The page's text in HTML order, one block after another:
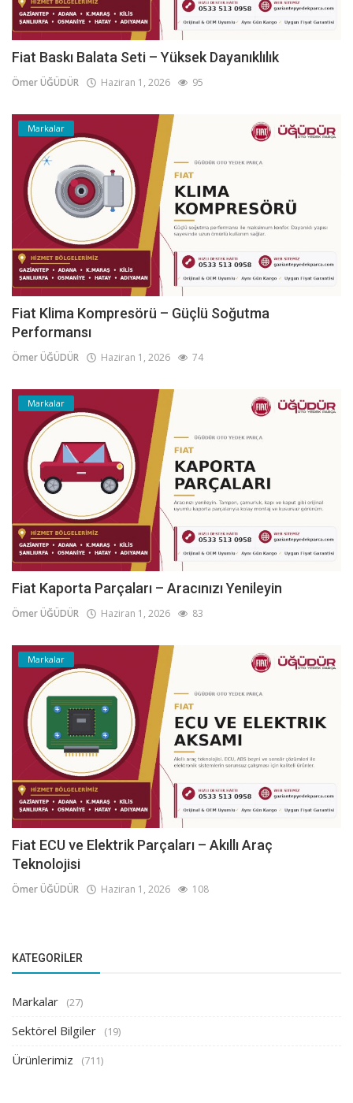
Fiat Baskı Balata Seti – Yüksek Dayanıklılık
Ömer ÜĞÜDÜR Haziran 1, 2026 95
Markalar
Fiat Klima Kompresörü – Güçlü Soğutma
Performansı
Ömer ÜĞÜDÜR Haziran 1, 2026 74
Markalar
Fiat Kaporta Parçaları – Aracınızı Yenileyin
Ömer ÜĞÜDÜR Haziran 1, 2026 83
Markalar
Fiat ECU ve Elektrik Parçaları – Akıllı Araç
Teknolojisi
Ömer ÜĞÜDÜR Haziran 1, 2026 108
KATEGORILER
Markalar (27)
Sektörel Bilgiler (19)
Ürünlerimiz (711)